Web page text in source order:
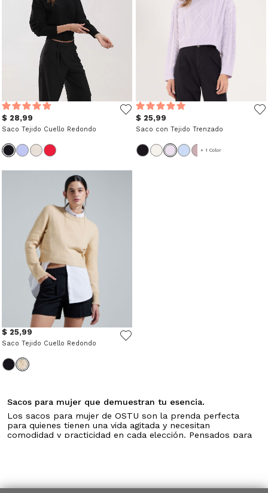
$ 28,99
Saco Tejido Cuello Redondo
$ 25,99
Saco con Tejido Trenzado
+ 1 Color
$ 25,99
Saco Tejido Cuello Redondo
Sacos para mujer que demuestran tu esencia.
Los sacos para mujer de OSTU son la prenda perfecta
para quienes tienen una vida agitada y necesitan
comodidad y practicidad en cada elección. Pensados para
esfuerzo, y por eso te ofrecemos una variedad que cubre